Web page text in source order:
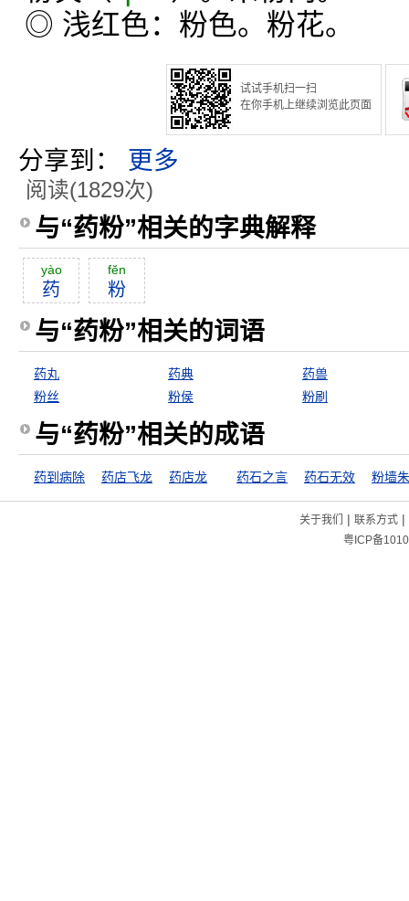
◎ 浅红色：粉色。粉花。
试试手机扫一扫
在你手机上继续浏览此页面
分享到： 更多
阅读(1829次)
与“药粉”相关的字典解释
yào
药
fĕn
粉
与“药粉”相关的词语
药丸 药典
药兽
粉丝
粉侯 粉刷
与“药粉”相关的成语
药到病除 药店飞龙 药店龙 药石之言 药石无效 粉墙
关于我们 | 联系方式|
粤ICP备